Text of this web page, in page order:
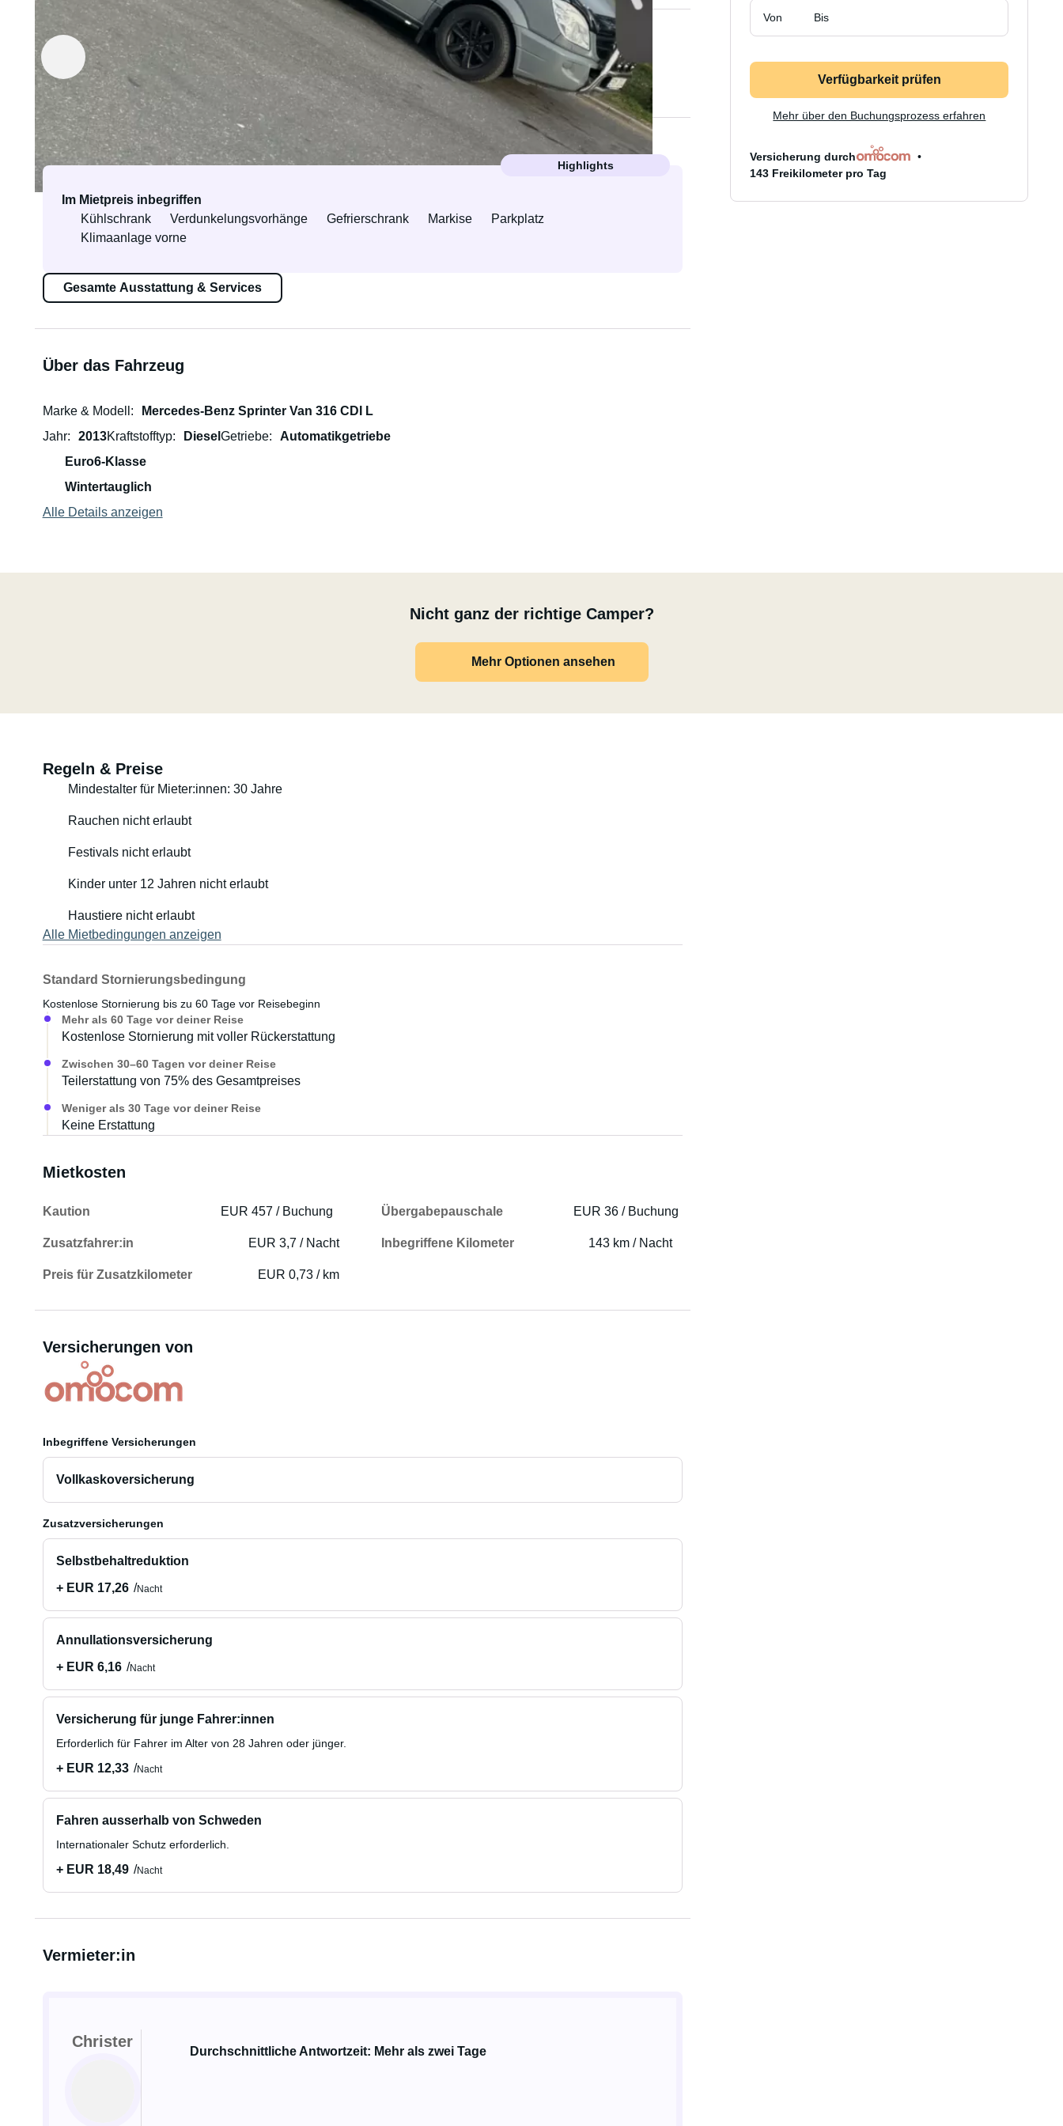
Vermietet von Christer
Die Identitätsprüfung erfolgt bei der
ersten Buchungsanfrage
Ausstattung & Services
Highlights
Im Mietpreis inbegriffen
Kühlschrank
Verdunkelungsvorhänge Gefrierschrank Markise
Parkplatz
Klimaanlage vorne
Gesamte Ausstattung & Services
Über das Fahrzeug
Marke & Modell
Mercedes-Benz Sprinter Van 316 CDI L
Jahr
2013Kraftstofftyp Diesel Getriebe
Automatikgetriebe
Euro6-Klasse
Wintertauglich
Alle Details anzeigen
Nicht ganz der richtige Camper?
Mehr Optionen ansehen
Regeln & Preise
Mindestalter für Mieter:innen: 30 Jahre
Rauchen nicht erlaubt
Festivals nicht erlaubt
Kinder unter 12 Jahren nicht erlaubt
Haustiere nicht erlaubt
Alle Mietbedingungen anzeigen
Standard Stornierungsbedingung
Kostenlose Stornierung bis zu 60 Tage vor Reisebeginn
Mehr als 60 Tage vor deiner Reise
Kostenlose Stornierung mit voller Rückerstattung
Zwischen 30–60 Tagen vor deiner Reise
Teilerstattung von 75% des Gesamtpreises
Weniger als 30 Tage vor deiner Reise
Keine Erstattung
Mietkosten
Kaution EUR 457 / Buchung Übergabepauschale EUR 36 / Buchung
Zusatzfahrer:in EUR 3,7 / Nacht Inbegriffene Kilometer 143 km / Nacht
Preis für Zusatzkilometer EUR 0,73 / km
Versicherungen von
Inbegriffene Versicherungen
Vollkaskoversicherung
Zusatzversicherungen
Selbstbehaltreduktion
+ EUR 17,26
Nacht
Annullationsversicherung
+ EUR 6,16
Nacht
Versicherung für junge Fahrer:innen
Erforderlich für Fahrer im Alter von 28 Jahren oder jünger.
+ EUR 12,33 Nacht
Fahren ausserhalb von Schweden
Internationaler Schutz erforderlich.
+ EUR 18,49 Nacht
Vermieter:in
Christer
Durchschnittliche Antwortzeit: Mehr als zwei Tage
Von Bis
Verfügbarkeit prüfen
Mehr über den Buchungsprozess erfahren
Versicherung durch
143 Freikilometer pro Tag